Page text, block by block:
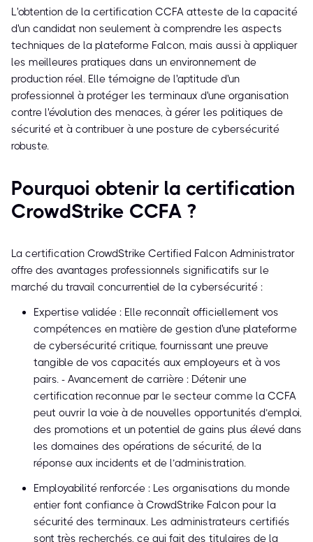
L'obtention de la certification CCFA atteste de la capacité
d'un candidat non seulement à comprendre les aspects
techniques de la plateforme Falcon, mais aussi à appliquer
les meilleures pratiques dans un environnement de
production réel. Elle témoigne de l'aptitude d'un
professionnel à protéger les terminaux d'une organisation
contre l'évolution des menaces, à gérer les politiques de
sécurité et à contribuer à une posture de cybersécurité
robuste.
Pourquoi obtenir la certification
CrowdStrike CCFA ?
La certification CrowdStrike Certified Falcon Administrator
offre des avantages professionnels significatifs sur le
marché du travail concurrentiel de la cybersécurité :
Expertise validée : Elle reconnaît officiellement vos
compétences en matière de gestion d'une plateforme
de cybersécurité critique, fournissant une preuve
tangible de vos capacités aux employeurs et à vos
pairs. - Avancement de carrière : Détenir une
certification reconnue par le secteur comme la CCFA
peut ouvrir la voie à de nouvelles opportunités d’emploi,
des promotions et un potentiel de gains plus élevé dans
les domaines des opérations de sécurité, de la
réponse aux incidents et de l’administration.
Employabilité renforcée : Les organisations du monde
entier font confiance à CrowdStrike Falcon pour la
sécurité des terminaux. Les administrateurs certifiés
sont très recherchés, ce qui fait des titulaires de la